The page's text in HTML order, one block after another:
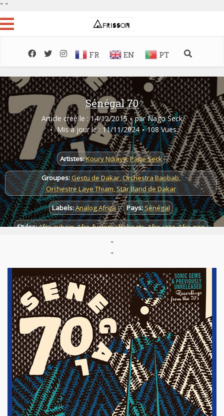
" "
FR EN PT
Sénégal 70
Article créé le : 14/12/2015 par Nago Seck
Mis à jour le : 11/11/2024
108 Vues
Artistes:Koury Ndiaye,Pape Seck
Groupes:Gestu de Dakar,Orchestra Baobab,
Orchestre Laye Thiam,Star Band de Dakar
Labels:Analog Africa Pays:Sénégal
Styles:Afro-cubain,Afro-fusion/afrobeats,Afro-jazz,Afro-pop
Compilation 2x33T/LP
"
"